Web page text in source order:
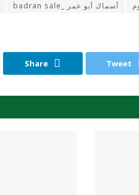
أسماك أبو عمر _badran sale
Tweet
Share